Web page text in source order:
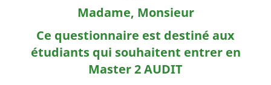
Madame, Monsieur
Ce questionnaire est destiné aux
étudiants qui souhaitent entrer en
Master 2 AUDIT